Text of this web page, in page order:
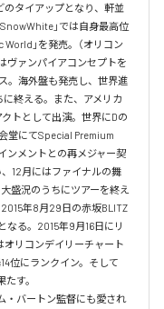
のタイアップとなり、軒並
」では自身最高位
World」を発売。（オリコン
ヴァンパイアコンセプトを
ス。海外盤も発売し、世界進
に終える。また、アメリカ
クトとして出演。世界にDの
堂にてSpecial Premium
ンメントとの再メジャー契
12月にはファイナルの舞
盛況のうちにツアーを終え
年8月29日の赤坂BLITZ
なる。2015年9月16日にリ
オリコンデイリーチャート
位にランクイン。そして
す。
・バートン監督にも愛され